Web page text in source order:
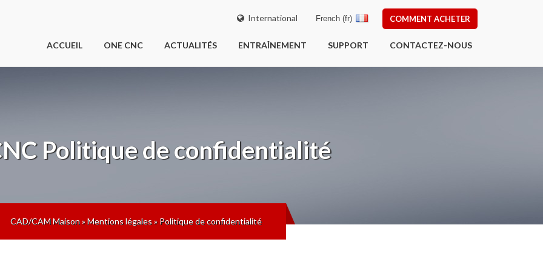
International COMMENT ACHETER
French (fr)
ACCUEIL ONE CNC ACTUALITÉS ENTRAÎNEMENT SUPPORT CONTACTEZ-NOUS
Politique de confidentialité
CAD/CAM Maison»Mentions légales» Politique de confidentialité